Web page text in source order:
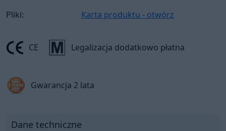
Pliki:
Karta produktu - otwórz
CE Legalizacja dodatkowo płatna
Gwarancja 2 lata
Dane techniczne